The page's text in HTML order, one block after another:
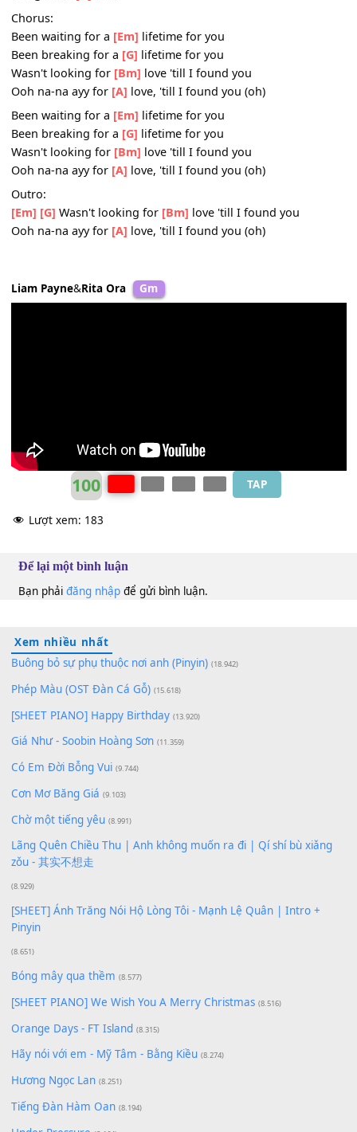
Ooh na-na ayy for
[Em] [G] [Bm] [A]
Pre-Chorus:
I'm
free as a bird when I'm flying in your cage
And I'm[Bm]bleeding in love you're swimming in my
You got me[A] now
Chorus:
Been waiting for a
Been breaking for a[G]lifetime for you
Wasn't looking for[Bm] love 'till I found you
Been waiting for a
[Em]lifetime for you
Been breaking for a[G]lifetime for you
Liam Payne&Rita Ora Gm
100
Xem nhiều nhất
Buông bỏ sự phụ thuộc nơi anh (Pinyin)
Phép Màu (OST Đàn Cá Gỗ) (15.618)
[SHEET PIANO] Happy Birthday
Giá Như - Soobin Hoàng Sơn
Có Em Đời Bỗng Vui (9.744)
Cơn Mơ Băng Giá (9.103)
Chờ một tiếng yêu
Lãng Quên Chiều Thu | Anh không muốn ra đi | Qí shí bù
zǒu - 其实不想走